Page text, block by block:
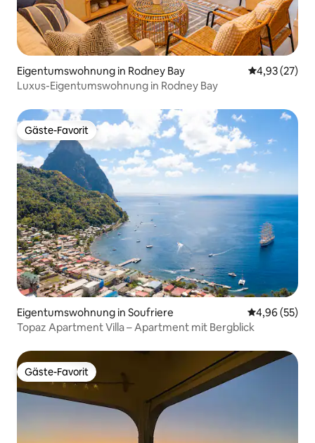
Eigentumswohnung in Rodney Bay
4,93 (27)
Luxus-Eigentumswohnung in Rodney Bay
Gäste-Favorit
Gäste-Favorit
Eigentumswohnung in Soufriere
4,96 (55)
Topaz Apartment Villa – Apartment mit Bergblick
Gäste-Favorit
Gäste-Favorit